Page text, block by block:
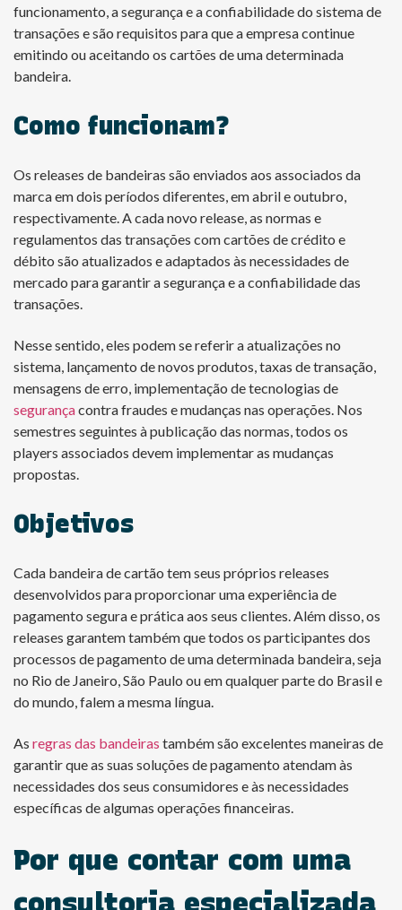
funcionamento, a segurança e a confiabilidade do sistema de
transações e são requisitos para que a empresa continue
emitindo ou aceitando os cartões de uma determinada
bandeira.
Como funcionam?
Os releases de bandeiras são enviados aos associados da
marca em dois períodos diferentes, em abril e outubro,
respectivamente. A cada novo release, as normas e
regulamentos das transações com cartões de crédito e
débito são atualizados e adaptados às necessidades de
mercado para garantir a segurança e a confiabilidade das
transações.
Nesse sentido, eles podem se referir a atualizações no
sistema, lançamento de novos produtos, taxas de transação,
mensagens de erro, implementação de tecnologias de
segurançacontra fraudes e mudanças nas operações. Nos
semestres seguintes à publicação das normas, todos os
players associados devem implementar as mudanças
propostas.
Objetivos
Cada bandeira de cartão tem seus próprios releases
desenvolvidos para proporcionar uma experiência de
pagamento segura e prática aos seus clientes. Além disso, os
releases garantem também que todos os participantes dos
processos de pagamento de uma determinada bandeira, seja
no Rio de Janeiro, São Paulo ou em qualquer parte do Brasil e
do mundo, falem a mesma língua.
As regras das bandeiras também são excelentes maneiras de
garantir que as suas soluções de pagamento atendam às
necessidades dos seus consumidores e às necessidades
específicas de algumas operações financeiras.
Por que contar com uma
consultoria especializada